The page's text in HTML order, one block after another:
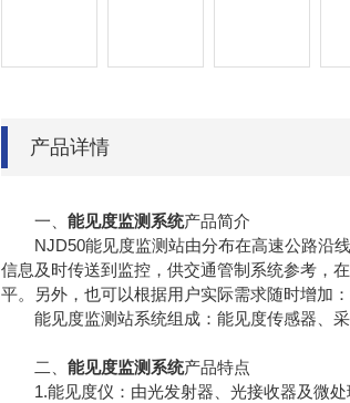
产品详情
一、 能见度监测系统产品简介
NJD50能见度监测站由分布在高速公路沿线
信息及时传送到监控，供交通管制系统参考，
平。另外，也可以根据用户实际需求随时增加
能见度监测站系统组成：能见度传感器、采
二、 能见度监测系统产品特点
1.能见度仪：由光发射器、光接收器及微处